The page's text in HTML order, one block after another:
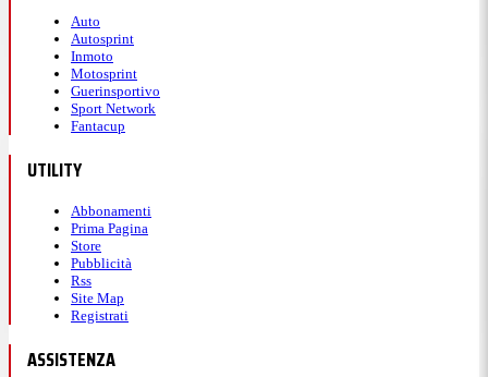
Auto
Autosprint
Inmoto
Motosprint
Guerinsportivo
Sport Network
Fantacup
UTILITY
Abbonamenti
Prima Pagina
Store
Pubblicità
Rss
Site Map
Registrati
ASSISTENZA